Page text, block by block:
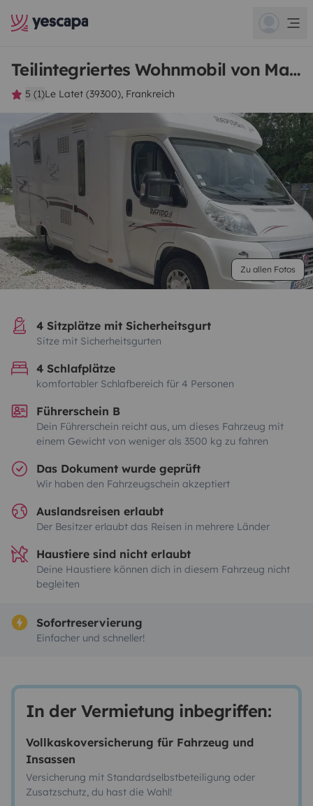
Teilintegriertes Wohnmobil von Manon
5 (1)Le Latet (39300), Frankreich
Zu allen Fotos
4 Sitzplätze mit Sicherheitsgurt
Sitze mit Sicherheitsgurten
4 Schlafplätze
komfortabler Schlafbereich für 4 Personen
Führerschein B
Dein Führerschein reicht aus, um dieses Fahrzeug mit
einem Gewicht von weniger als 3500 kg zu fahren
Das Dokument wurde geprüft
Wir haben den Fahrzeugschein akzeptiert
Auslandsreisen erlaubt
Der Besitzer erlaubt das Reisen in mehrere Länder
Haustiere sind nicht erlaubt
Deine Haustiere können dich in diesem Fahrzeug nicht
begleiten
Sofortreservierung
Einfacher und schneller!
In der Vermietung inbegriffen:
Vollkaskoversicherung für Fahrzeug und
Insassen
Versicherung mit Standardselbstbeteiligung oder
Zusatzschutz, du hast die Wahl!